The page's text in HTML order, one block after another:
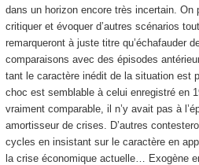
dans un horizon encore très incertain. On
critiquer et évoquer d’autres scénarios
remarqueront à juste titre qu’échafauder
comparaisons avec des épisodes
tant le caractère inédit de la situation est
choc est semblable à celui enregistré en
vraiment comparable, il n’y avait pas à
amortisseur de crises. D’autres
cycles en insistant sur le caractère en
la crise économique actuelle… Exogène